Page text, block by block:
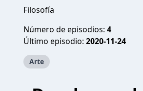
Filosofía
Número de episodios: 4
Último episodio: 2020-11-24
Arte